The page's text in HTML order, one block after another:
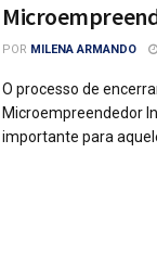
POR MILENA ARMANDO
O processo de
Microempreendedor
importante para